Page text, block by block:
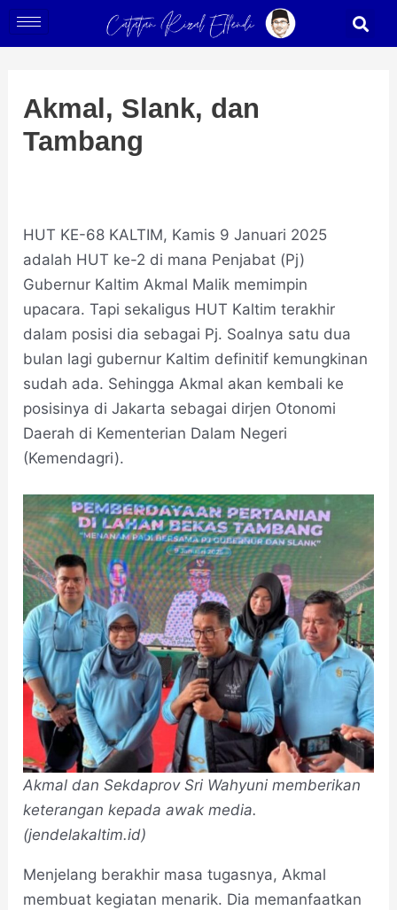
Skip
to
Akmal, Slank, dan
Tambang
HUT KE-68 KALTIM, Kamis 9 Januari 2025
adalah HUT ke-2 di mana Penjabat (Pj)
Gubernur Kaltim Akmal Malik memimpin
upacara. Tapi sekaligus HUT Kaltim terakhir
dalam posisi dia sebagai Pj. Soalnya satu dua
bulan lagi gubernur Kaltim definitif kemungkinan
sudah ada. Sehingga Akmal akan kembali ke
posisinya di Jakarta sebagai dirjen Otonomi
Daerah di Kementerian Dalam Negeri
(Kemendagri).
Akmal dan Sekdaprov Sri Wahyuni memberikan
keterangan kepada awak media.
(jendelakaltim.id)
Menjelang berakhir masa tugasnya, Akmal
membuat kegiatan menarik. Dia memanfaatkan
Post
navigation